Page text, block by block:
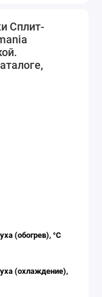
снизить шум
время;
кондиционера;
блок
- это
или офисе.
Сплит-
(обогрев), °C
(охлаждение),